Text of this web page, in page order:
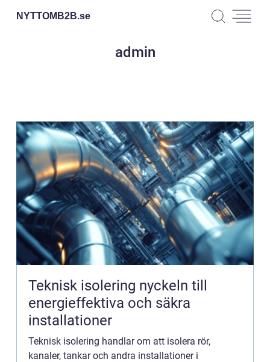
NYTTOMB2B.se
admin
Teknisk isolering nyckeln till
energieffektiva och säkra
installationer
Teknisk isolering handlar om att isolera rör,
kanaler, tankar och andra installationer i